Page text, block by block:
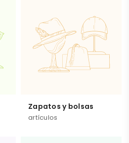
Zapatos y bolsas
artículos